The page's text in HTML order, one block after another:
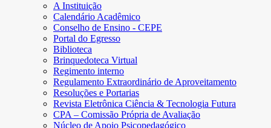
A Instituição
Calendário Acadêmico
Conselho de Ensino - CEPE
Portal do Egresso
Biblioteca
Brinquedoteca Virtual
Regimento interno
Regulamento Extraordinário de Aproveitamento
Resoluções e Portarias
Revista Eletrônica Ciência & Tecnologia Futura
CPA – Comissão Própria de Avaliação
Núcleo de Apoio Psicopedagógico